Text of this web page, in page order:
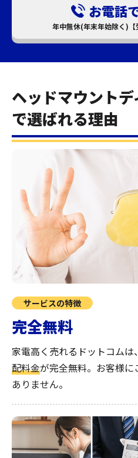
お電話
年中無休(年末年始除く)
ヘッドマウント
で選ばれる理由
サービスの特徴
完全無料
家電高く売れるドットコムは、
配料金が完全無料。 お客様に
ありません。